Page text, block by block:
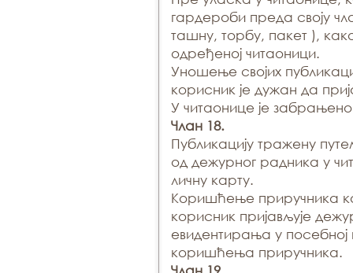
гардероби преда своју
ташну, торбу, пакет ),
одређеној читаоници.
Уношење својих
корисник је дужан да
У читаонице је
Члан 18.
Публикацију тражену
од дежурног радника у
личну карту.
Коришћење приручника
корисник пријављује
евидентирања у посебној
коришћења приручника.